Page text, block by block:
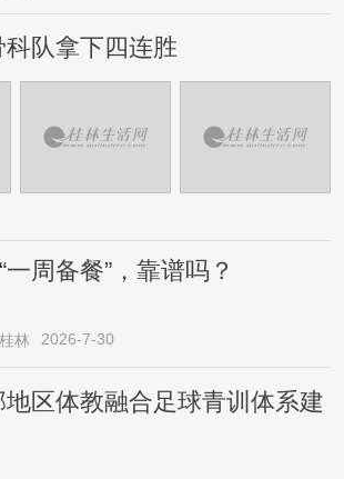
队拿下四连胜
“一周备餐”，靠谱吗？
桂林 2026-7-30
区体教融合足球青训体系建